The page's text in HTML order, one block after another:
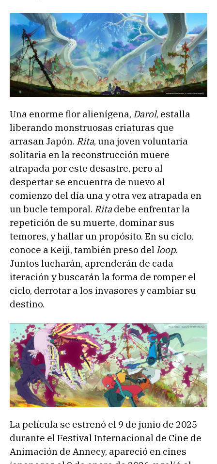
Una enorme flor alienígena, Darol, estalla
liberando monstruosas criaturas que
arrasan Japón. Rita, una joven voluntaria
solitaria en la reconstrucción muere
atrapada por este desastre, pero al
despertar se encuentra de nuevo al
comienzo del día una y otra vez atrapada en
un bucle temporal. Ritadebe enfrentar la
repetición de su muerte, dominar sus
temores, y hallar un propósito. En su ciclo,
conoce a Keiji, también preso del loop.
Juntos lucharán, aprenderán de cada
iteración y buscarán la forma de romper el
ciclo, derrotar a los invasores y cambiar su
destino.
La película se estrenó el 9 de junio de 2025
durante el Festival Internacional de Cine de
Animación de Annecy, apareció en cines